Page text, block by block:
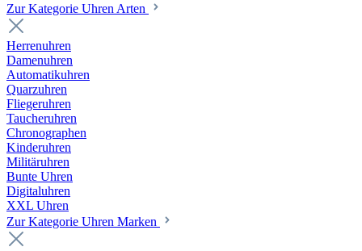
Zur Kategorie Uhren Arten
Herrenuhren
Damenuhren
Automatikuhren
Quarzuhren
Fliegeruhren
Taucheruhren
Chronographen
Kinderuhren
Militäruhren
Bunte Uhren
Digitaluhren
XXL Uhren
Zur Kategorie Uhren Marken